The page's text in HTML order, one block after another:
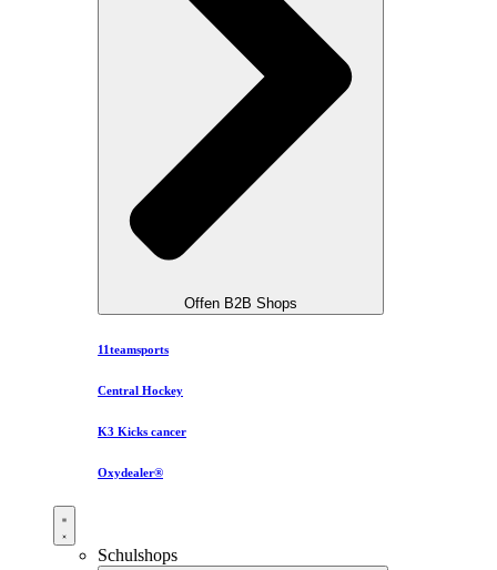
Offen B2B Shops
11teamsports
Central Hockey
K3 Kicks cancer
Oxydealer®
Schulshops